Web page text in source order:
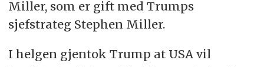
Miller, som er gift med Trumps
sjefstrateg Stephen Miller.
I helgen gjentok Trump at USA vil